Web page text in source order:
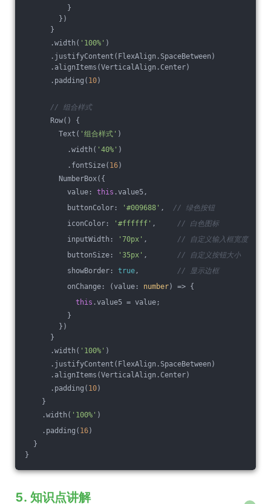
}
})
}
.width( '100%' )
.justifyContent(FlexAlign.SpaceBetween)
.alignItems(VerticalAlign.Center)
.padding( 10)
// 组合样式
Row() {
Text( '组合样式' )
.width( '40%' )
.fontSize( 16)
NumberBox({
value: this .value5,
buttonColor:
'#009688' , // 绿色按钮
iconColor:
'#ffffff' , // 白色图标
inputWidth:
'70px' , // 自定义输入框宽度
buttonSize:
'35px' , // 自定义按钮大小
showBorder: true , // 显示边框
onChange:
(value: number) => {
this .value5 = value;
}
})
}
.width( '100%' )
.justifyContent(FlexAlign.SpaceBetween)
.alignItems(VerticalAlign.Center)
.padding( 10)
}
.width( '100%' )
.padding( 16)
}
}
5. 知识点讲解